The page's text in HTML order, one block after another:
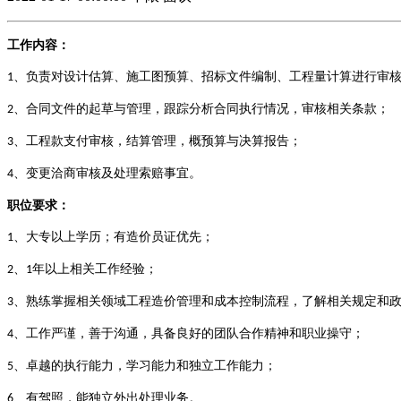
工作内容：
1 、负责对设计估算、施工图预算、招标文件编制、工程量计算进行审核
2 、合同文件的起草与管理，跟踪分析合同执行情况，审核相关条款；
3 、工程款支付审核，结算管理，概预算与决算报告；
4 、变更洽商审核及处理索赔事宜。
职位要求：
1 、大专以上学历；有造价员证优先；
2 1年以上相关工作经验；
3 、熟练掌握相关领域工程造价管理和成本控制流程，了解相关规定和政
4 、工作严谨，善于沟通，具备良好的团队合作精神和职业操守；
5 、卓越的执行能力，学习能力和独立工作能力；
、有驾照，能独立外出处理业务。